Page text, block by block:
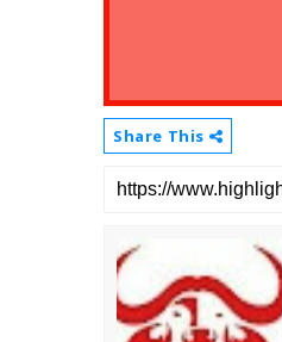
Share This